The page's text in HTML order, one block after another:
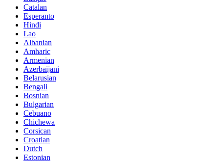
Catalan
Esperanto
Hindi
Lao
Albanian
Amharic
Armenian
Azerbaijani
Belarusian
Bengali
Bosnian
Bulgarian
Cebuano
Chichewa
Corsican
Croatian
Dutch
Estonian